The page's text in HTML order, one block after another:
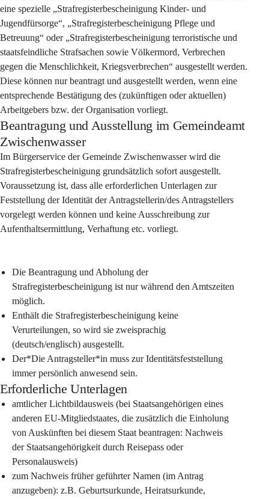
eine spezielle „Strafregisterbescheinigung Kinder- und
Jugendfürsorge“, „Strafregisterbescheinigung Pflege und
Betreuung“ oder „Strafregisterbescheinigung terroristische und
staatsfeindliche Strafsachen sowie Völkermord, Verbrechen
gegen die Menschlichkeit, Kriegsverbrechen“ ausgestellt werden.
Diese können nur beantragt und ausgestellt werden, wenn eine
entsprechende Bestätigung des (zukünftigen oder aktuellen)
Arbeitgebers bzw. der Organisation vorliegt.
Beantragung und Ausstellung im Gemeindeamt
Zwischenwasser
Im Bürgerservice der Gemeinde Zwischenwasser wird die
Strafregisterbescheinigung grundsätzlich sofort ausgestellt.
Voraussetzung ist, dass alle erforderlichen Unterlagen zur
Feststellung der Identität der Antragstellerin/des Antragstellers
vorgelegt werden können und keine Ausschreibung zur
Aufenthaltsermittlung, Verhaftung etc. vorliegt.
Die Beantragung und Abholung der
Strafregisterbescheinigung ist nur während den Amtszeiten
möglich.
Enthält die Strafregisterbescheinigung keine
Verurteilungen, so wird sie zweisprachig
(deutsch/englisch) ausgestellt.
Der*Die Antragsteller*in muss zur Identitätsfeststellung
immer persönlich anwesend sein.
Erforderliche Unterlagen
amtlicher Lichtbildausweis (bei Staatsangehörigen eines
anderen EU-Mitgliedstaates, die zusätzlich die Einholung
von Auskünften bei diesem Staat beantragen: Nachweis
der Staatsangehörigkeit durch Reisepass oder
Personalausweis)
zum Nachweis früher geführter Namen (im Antrag
anzugeben): z.B. Geburtsurkunde, Heiratsurkunde,